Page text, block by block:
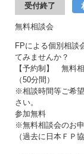
受付終了
無料相談会
FPによる個別相談
てみませんか？
【予約制】 無料
（50分間）
※相談時間等ご希
さい。
参加無料
※無料相談会のお
（過去に日本ＦＰ